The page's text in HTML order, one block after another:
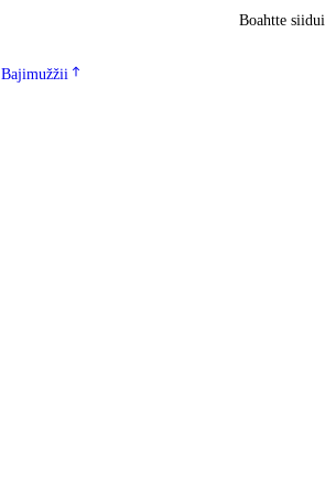
Boahtte siidui
Bajimužžii